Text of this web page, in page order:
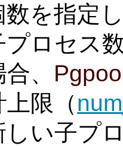
数を指定
プロセス
、
限（
しい子プ